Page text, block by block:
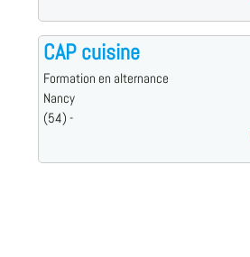
CAP cuisine
Formation en alternance
Nancy
(54) -